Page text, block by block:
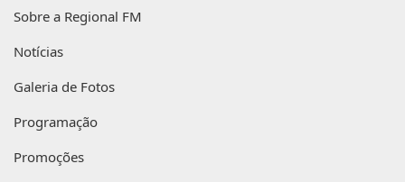
Sobre a Regional FM
Notícias
Galeria de Fotos
Programação
Promoções